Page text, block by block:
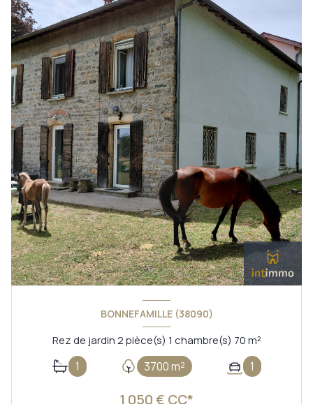
BONNEFAMILLE (38090)
Rez de jardin 2 pièce(s) 1 chambre(s) 70 m²
1 3700 m² 1
1 050 € CC*